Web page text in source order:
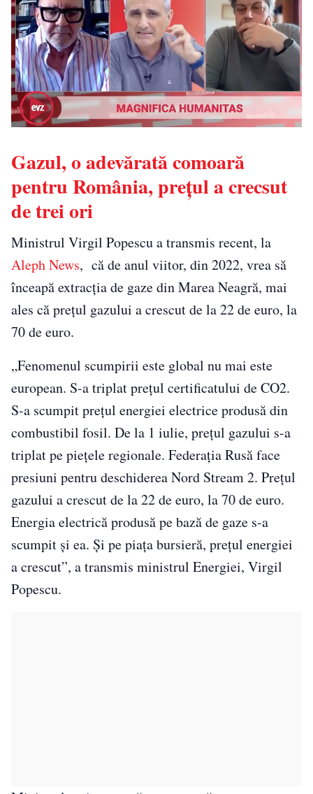
Gazul, o adevărată comoară
pentru România, prețul a crecsut
de trei ori
Ministrul Virgil Popescu a transmis recent, la
Aleph News, că de anul viitor, din 2022, vrea să
înceapă extracția de gaze din Marea Neagră, mai
ales că preţul gazului a crescut de la 22 de euro, la
70 de euro.
„Fenomenul scumpirii este global nu mai este
european. S-a triplat preţul certificatului de CO2.
S-a scumpit preţul energiei electrice produsă din
combustibil fosil. De la 1 iulie, preţul gazului s-a
triplat pe pieţele regionale. Federaţia Rusă face
presiuni pentru deschiderea Nord Stream 2. Preţul
gazului a crescut de la 22 de euro, la 70 de euro.
Energia electrică produsă pe bază de gaze s-a
scumpit şi ea. Şi pe piaţa bursieră, preţul energiei
a crescut”, a transmis ministrul Energiei, Virgil
Popescu.